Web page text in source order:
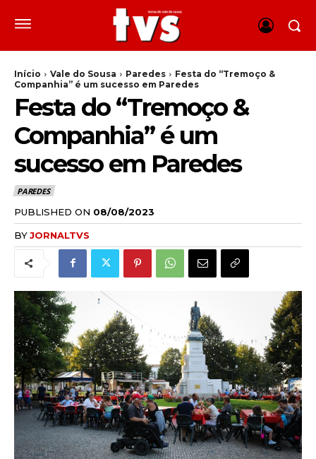
Início Vale do Sousa Paredes
Festa do “Tremoço &
Companhia” é um sucesso em Paredes
Festa do “Tremoço &
Companhia” é um
sucesso em Paredes
PAREDES
PUBLISHED ON 08/08/2023
BYJORNALTVS